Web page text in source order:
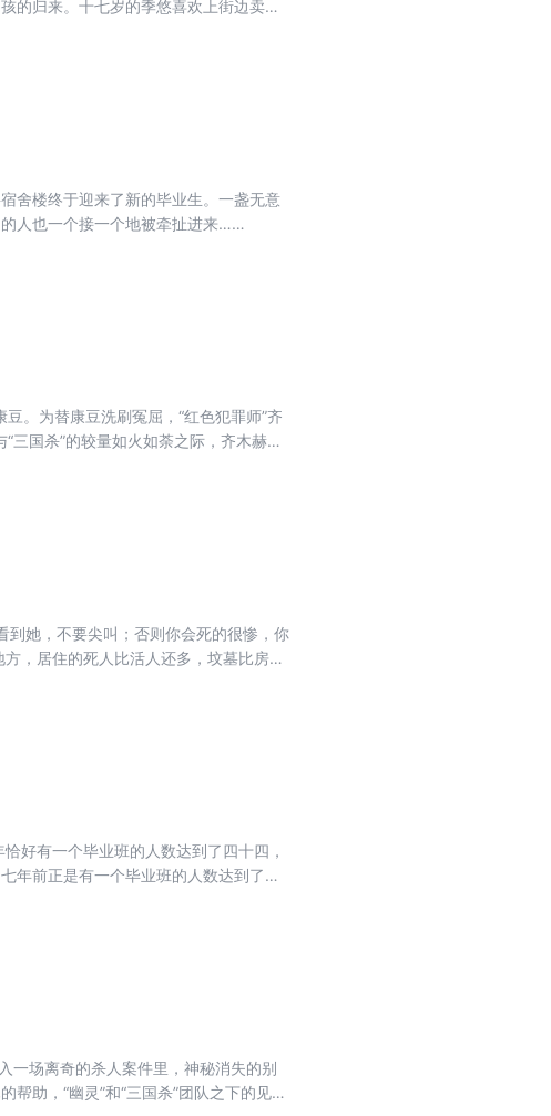
的归来。十七岁的季悠喜欢上街边卖唱
舍楼终于迎来了新的毕业生。一盏无意
人也一个接一个地被牵扯进来……
。为替康豆洗刷冤屈，“红色犯罪师”齐
三国杀”的较量如火如荼之际，齐木赫然
居住的死人比活人还多，坟墓比房屋
好有一个毕业班的人数达到了四十四，
年前正是有一个毕业班的人数达到了四
一场离奇的杀人案件里，神秘消失的别
助，“幽灵”和“三国杀”团队之下的见缝